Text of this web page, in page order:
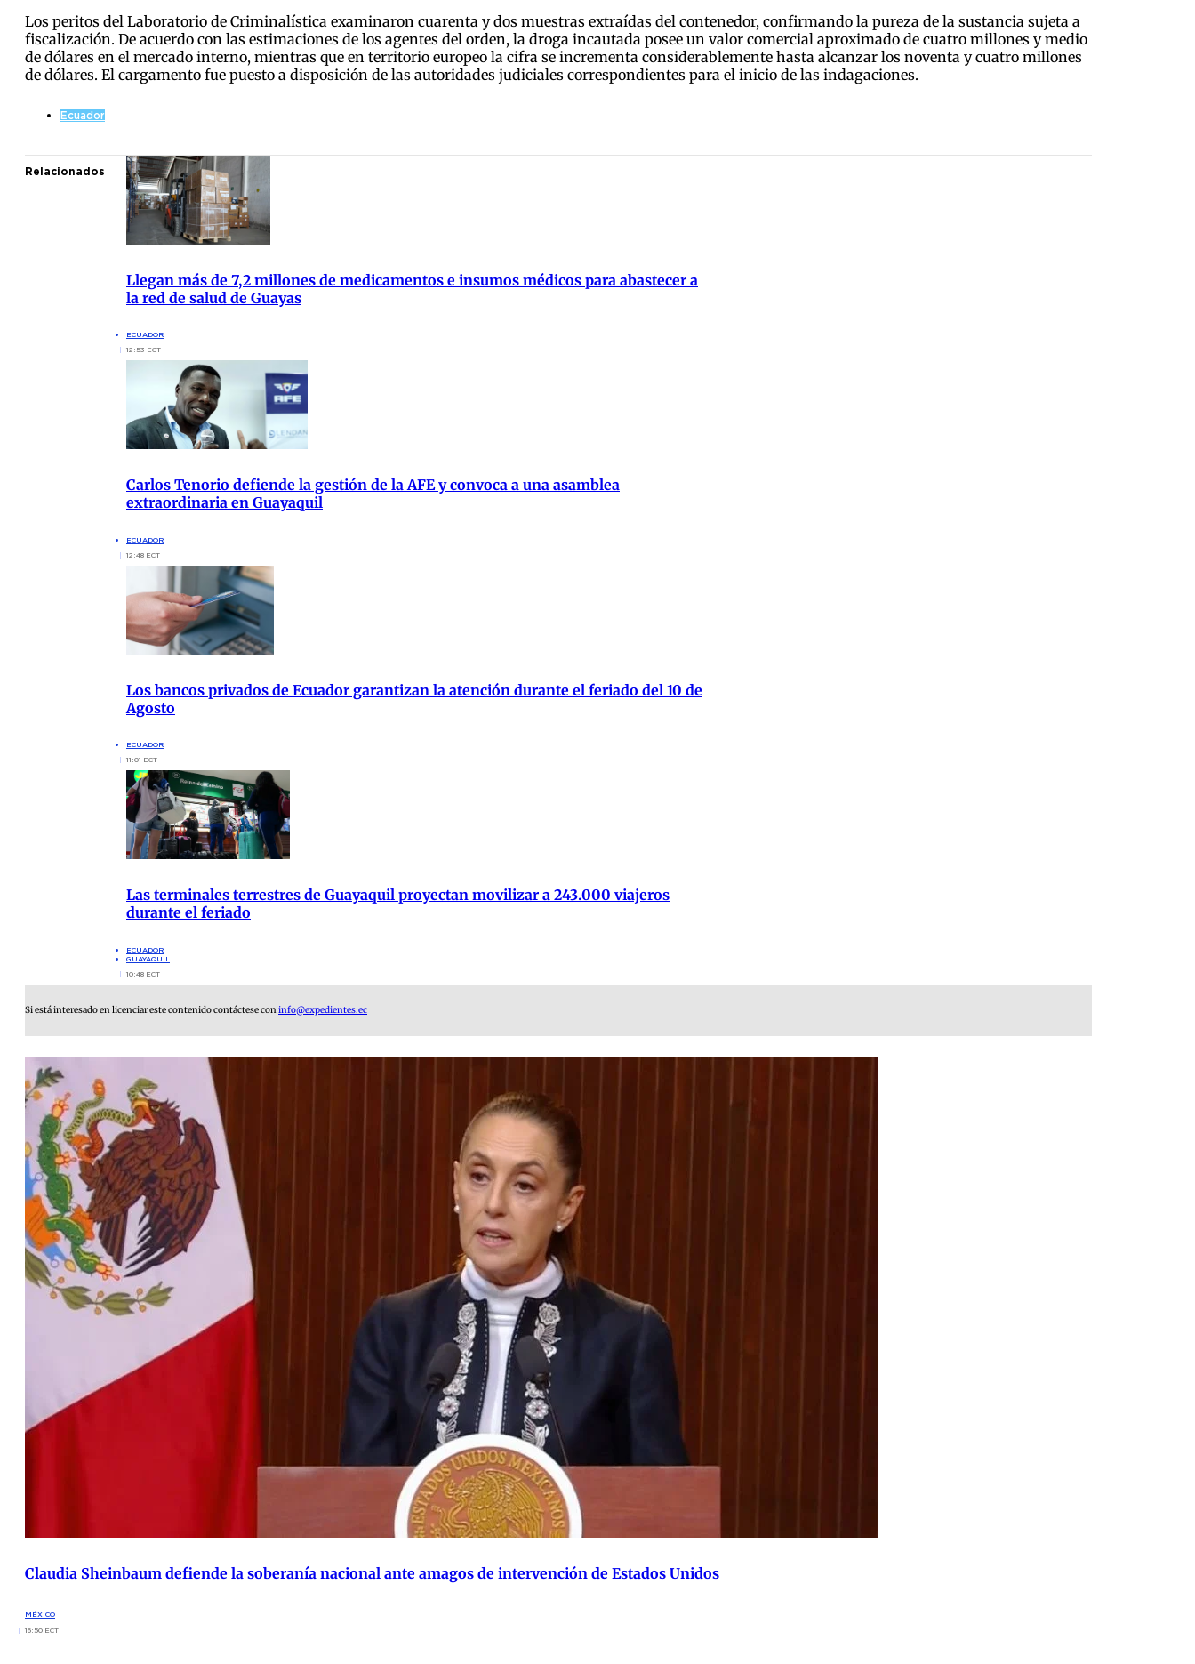
Los peritos del Laboratorio de Criminalística examinaron cuarenta y dos muestras extraídas del contenedor, confirmando la pureza de la sustancia sujeta a
fiscalización. De acuerdo con las estimaciones de los agentes del orden, la droga incautada posee un valor comercial aproximado de cuatro millones y medio
de dólares en el mercado interno, mientras que en territorio europeo la cifra se incrementa considerablemente hasta alcanzar los noventa y cuatro millones
de dólares. El cargamento fue puesto a disposición de las autoridades judiciales correspondientes para el inicio de las indagaciones.
Ecuador
Relacionados
Llegan más de 7,2 millones de medicamentos e insumos médicos para abastecer a
la red de salud de Guayas
ECUADOR
12:53 ECT
Carlos Tenorio defiende la gestión de la AFE y convoca a una asamblea
extraordinaria en Guayaquil
ECUADOR
12:48 ECT
Los bancos privados de Ecuador garantizan la atención durante el feriado del 10 de
Agosto
ECUADOR
11:01 ECT
Las terminales terrestres de Guayaquil proyectan movilizar a 243.000 viajeros
durante el feriado
ECUADOR
GUAYAQUIL
10:48 ECT
Si está interesado en licenciar este contenido contáctese coninfo@expedientes.ec
Claudia Sheinbaum defiende la soberanía nacional ante amagos de intervención de Estados Unidos
MÉXICO
16:50 ECT